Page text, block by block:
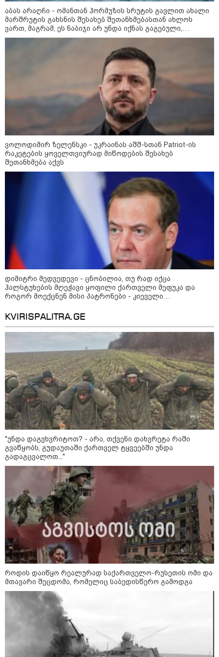
16:22 / 08-08-2026
"აი, ეს არის სამშობლოს
ღალატი" - როგორ ეხმაურება
ნიკა გვარამია აგვისტოს ომთან
დაკავშირებით ირაკლი
14:32 / 08-08-2026
"2008 წლის ომი თუ არ
იქნებოდა, დიდი ალბათობით,
არც უკრაინის ომი იქნებოდა" -
შალვა პაპუაშვილი
12:18 / 08-08-2026
"რუსეთმა განახორციელა
20%-ის ოკუპაცია და
სააკაშვილის, მისი რეჟიმის
ღალატი ვერანაირად ვერ
გადაფარავს ამ დანაშაულს" -
ირაკლი კობახიძე
კატეგორიის ყველა სიახლე
აზერბაიჯანის რკინიგზა ბაქო-
თბილისი-ბაქოს საერთაშორისო
„წარმოებულია საქართველოში“ -
ქართული თაფლი ჩინეთის
ბაზარზე გასასვლელად ემზადება
- დეტალები
მსოფლიო სასიცოცხლოდ
მნიშვნელოვანი პროდუქტის
დეფიციტის წინაშე დგას
კონფლიქტები
აბას არაღჩი - ომანთან ჰორმუზის სრუტის გავლით ახალი
მარშრუტის გახსნის შესახებ შეთანხმებასთან ახლოს
ვართ, მაგრამ, ეს ნაბიჯი არ უნდა იქნას გაგებული,
როგორც ჰორმუზის სრუტის ხელახლა გახსნა
ვოლოდიმირ ზელენსკი - უკრაინას აშშ-სთან Patriot-ის
რაკეტების ყოველთვიურად მიწოდების შესახებ
შეთანხმება აქვს
დიმიტრი მედვედევი - ცნობილია, თუ რად იქცა
ჰალსტუხების მღეჭავი ყოფილი ქართველი მეფუკა და
როგორ მოექცნენ მისი პატრონები - კიეველი
დასასრულისკენ მიიწევს
KVIRISPALITRA.GE
"უნდა დაგვხვრიტოთ? - არა, თქვენი დახვრეტა რაში
გვაწყობს, გუდაუთაში ქართველ ტყვეებში უნდა
გადაგცვალოთ..."
როდის დაიწყო რეალურად საქართველო-რუსეთის ომი და
მთავარი შეცდომა, რომელიც საბედისწერო გამოდგა